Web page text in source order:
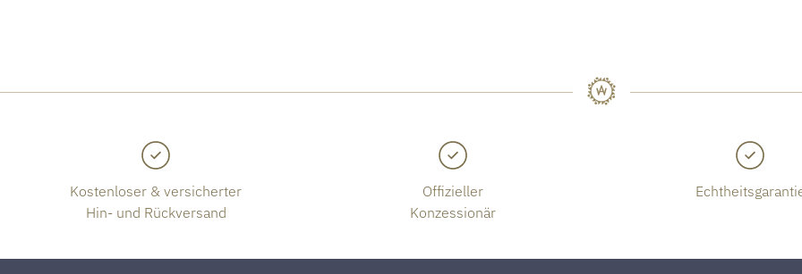
Kostenloser & versicherter
Hin- und Rückversand
Offizieller
Konzessionär